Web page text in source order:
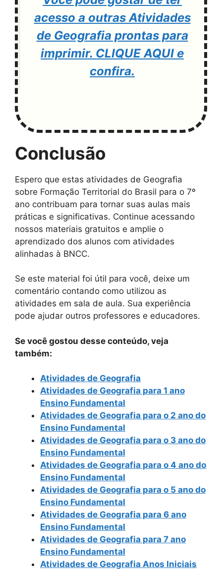
acesso a outras Atividades
de Geografia prontas para
imprimir. CLIQUE AQUI e
confira.
Conclusão
Espero que estas atividades de Geografia
sobre Formação Territorial do Brasil para o 7º
ano contribuam para tornar suas aulas mais
práticas e significativas. Continue acessando
nossos materiais gratuitos e amplie o
aprendizado dos alunos com atividades
alinhadas à BNCC.
Se este material foi útil para você, deixe um
comentário contando como utilizou as
atividades em sala de aula. Sua experiência
pode ajudar outros professores e educadores.
Se você gostou desse conteúdo, veja
também:
Atividades de Geografia
Atividades de Geografia para 1 ano
Ensino Fundamental
Atividades de Geografia para o 2 ano do
Ensino Fundamental
Atividades de Geografia para o 3 ano do
Ensino Fundamental
Atividades de Geografia para o 4 ano do
Ensino Fundamental
Atividades de Geografia para o 5 ano do
Ensino Fundamental
Atividades de Geografia para 6 ano
Ensino Fundamental
Atividades de Geografia para 7 ano
Ensino Fundamental
Atividades de Geografia Anos Iniciais